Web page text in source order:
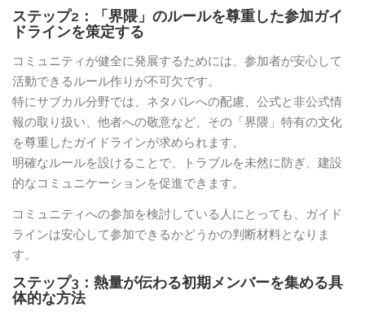
ステップ2：「界隈」のルールを尊重した参加ガイ
ドラインを策定する
コミュニティが健全に発展するためには、参加者が安心して
活動できるルール作りが不可欠です。
特にサブカル分野では、ネタバレへの配慮、公式と非公式情
報の取り扱い、他者への敬意など、その「界隈」特有の文化
を尊重したガイドラインが求められます。
明確なルールを設けることで、トラブルを未然に防ぎ、建設
的なコミュニケーションを促進できます。
コミュニティへの参加を検討している人にとっても、ガイド
ラインは安心して参加できるかどうかの判断材料となりま
す。
ステップ3：熱量が伝わる初期メンバーを集める具
体的な方法